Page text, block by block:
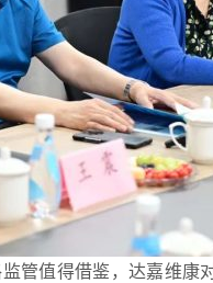
管值得借鉴，达嘉维康